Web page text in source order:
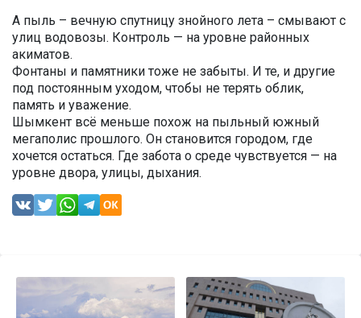
А пыль – вечную спутницу знойного лета – смывают с
улиц водовозы. Контроль — на уровне районных
акиматов.
Фонтаны и памятники тоже не забыты. И те, и другие
под постоянным уходом, чтобы не терять облик,
память и уважение.
Шымкент всё меньше похож на пыльный южный
мегаполис прошлого. Он становится городом, где
хочется остаться. Где забота о среде чувствуется — на
уровне двора, улицы, дыхания.